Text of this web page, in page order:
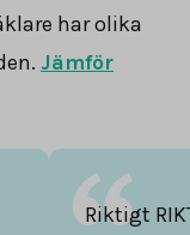
har olika
Jämför
Riktigt